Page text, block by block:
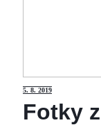
5. 8. 2019
Fotky